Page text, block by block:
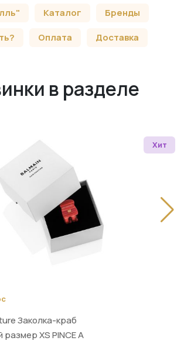
Каталог
Бренды
Оплата Доставка
в разделе
Хит
Заколка-краб
XS PINCE A